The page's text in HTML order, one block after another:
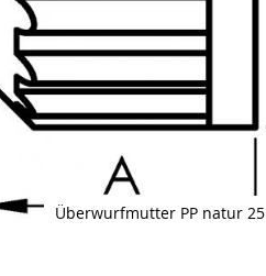
Überwurfmutter PP natur 25